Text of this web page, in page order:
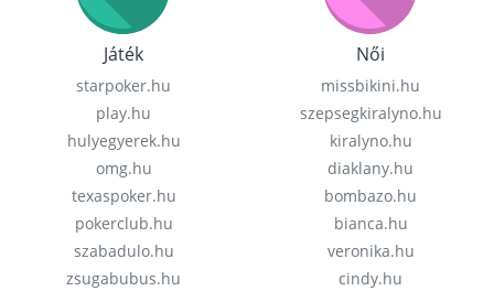
Játék
starpoker.hu
play.hu
hulyegyerek.hu
omg.hu
texaspoker.hu
pokerclub.hu
szabadulo.hu
zsugabubus.hu
Női
missbikini.hu
szepsegkiralyno.hu
kiralyno.hu
diaklany.hu
bombazo.hu
bianca.hu
veronika.hu
cindy.hu